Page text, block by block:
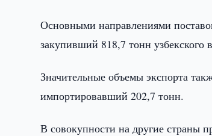
Основными направлениями
закупивший 818,7 тонн узбекского
Значительные объемы экспорта
импортировавший 202,7 тонн.
В совокупности на другие страны